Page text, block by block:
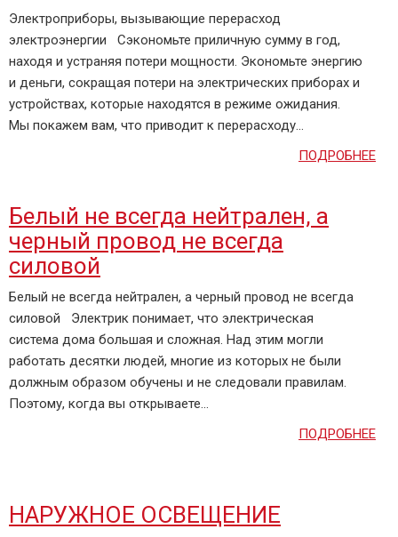
Электроприборы, вызывающие перерасход
электроэнергии Сэкономьте приличную сумму в год,
находя и устраняя потери мощности. Экономьте энергию
и деньги, сокращая потери на электрических приборах и
устройствах, которые находятся в режиме ожидания.
Мы покажем вам, что приводит к перерасходу...
ПОДРОБНЕЕ
Белый не всегда нейтрален, а
черный провод не всегда
силовой
Белый не всегда нейтрален, а черный провод не всегда
силовой Электрик понимает, что электрическая
система дома большая и сложная. Над этим могли
работать десятки людей, многие из которых не были
должным образом обучены и не следовали правилам.
Поэтому, когда вы открываете...
ПОДРОБНЕЕ
НАРУЖНОЕ ОСВЕЩЕНИЕ